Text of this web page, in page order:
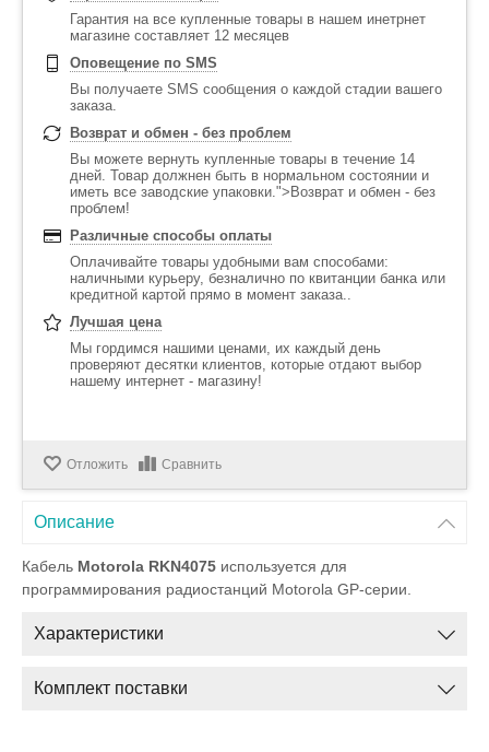
Гарантия на все купленные товары в нашем инетрнет
магазине составляет 12 месяцев
Оповещение по SMS
Вы получаете SMS сообщения о каждой стадии вашего
заказа.
Возврат и обмен - без проблем
Вы можете вернуть купленные товары в течение 14
дней. Товар должнен быть в нормальном состоянии и
иметь все заводские упаковки.">Возврат и обмен - без
проблем!
Различные способы оплаты
Оплачивайте товары удобными вам способами:
наличными курьеру, безналично по квитанции банка или
кредитной картой прямо в момент заказа..
Лучшая цена
Мы гордимся нашими ценами, их каждый день
проверяют десятки клиентов, которые отдают выбор
нашему интернет - магазину!
Отложить Сравнить
Описание
Кабель Motorola RKN4075 используется для
программирования радиостанций Motorola GP-серии.
Характеристики
Комплект поставки